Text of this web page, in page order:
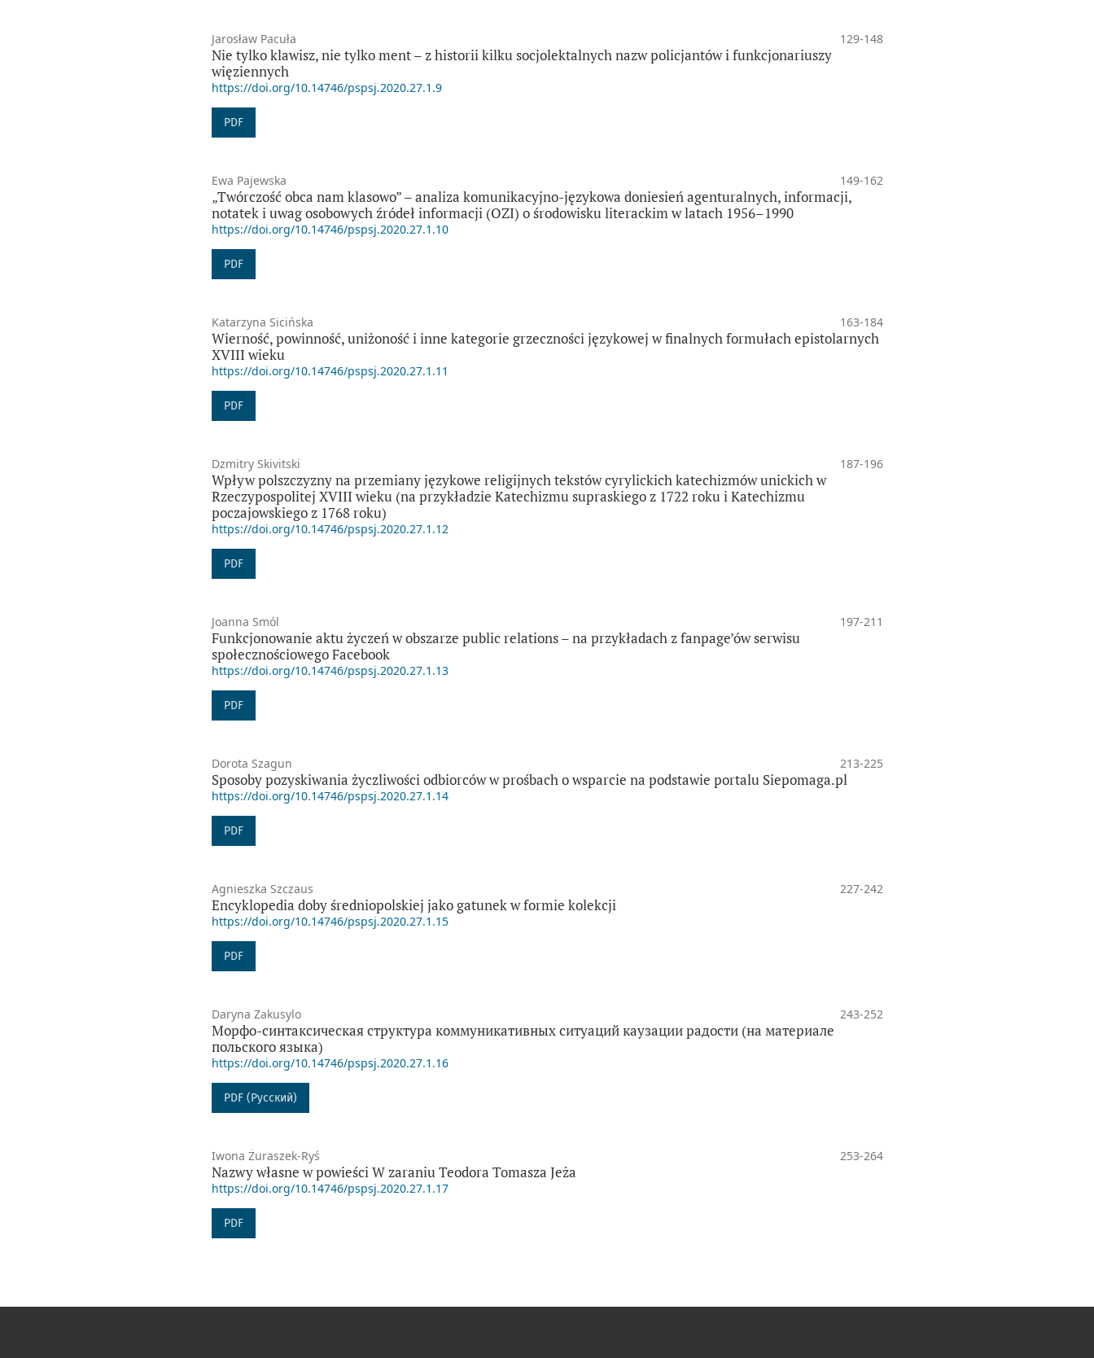
Jarosław Pacuła 129-148
Nie tylko klawisz, nie tylko ment – z historii kilku socjolektalnych nazw policjantów i funkcjonariuszy
więziennych
https://doi.org/10.14746/pspsj.2020.27.1.9
PDF
Ewa Pajewska 149-162
„Twórczość obca nam klasowo” – analiza komunikacyjno-językowa doniesień agenturalnych, informacji,
notatek i uwag osobowych źródeł informacji (OZI) o środowisku literackim w latach 1956–1990
https://doi.org/10.14746/pspsj.2020.27.1.10
PDF
Katarzyna Sicińska 163-184
Wierność, powinność, uniżoność i inne kategorie grzeczności językowej w finalnych formułach epistolarnych
XVIII wieku
https://doi.org/10.14746/pspsj.2020.27.1.11
PDF
Dzmitry Skivitski 187-196
Wpływ polszczyzny na przemiany językowe religijnych tekstów cyrylickich katechizmów unickich w
Rzeczypospolitej XVIII wieku (na przykładzie Katechizmu supraskiego z 1722 roku i Katechizmu
poczajowskiego z 1768 roku)
https://doi.org/10.14746/pspsj.2020.27.1.12
PDF
Joanna Smól 197-211
Funkcjonowanie aktu życzeń w obszarze public relations – na przykładach z fanpage’ów serwisu
społecznościowego Facebook
https://doi.org/10.14746/pspsj.2020.27.1.13
PDF
Dorota Szagun 213-225
Sposoby pozyskiwania życzliwości odbiorców w prośbach o wsparcie na podstawie portalu Siepomaga.pl
https://doi.org/10.14746/pspsj.2020.27.1.14
PDF
Agnieszka Szczaus 227-242
Encyklopedia doby średniopolskiej jako gatunek w formie kolekcji
https://doi.org/10.14746/pspsj.2020.27.1.15
PDF
Daryna Zakusylo 243-252
Морфо-синтаксическая структура коммуникативных ситуаций каузации радости (на материале
польского языка)
https://doi.org/10.14746/pspsj.2020.27.1.16
PDF (Русский)
Iwona Żuraszek-Ryś 253-264
Nazwy własne w powieści W zaraniu Teodora Tomasza Jeża
https://doi.org/10.14746/pspsj.2020.27.1.17
PDF